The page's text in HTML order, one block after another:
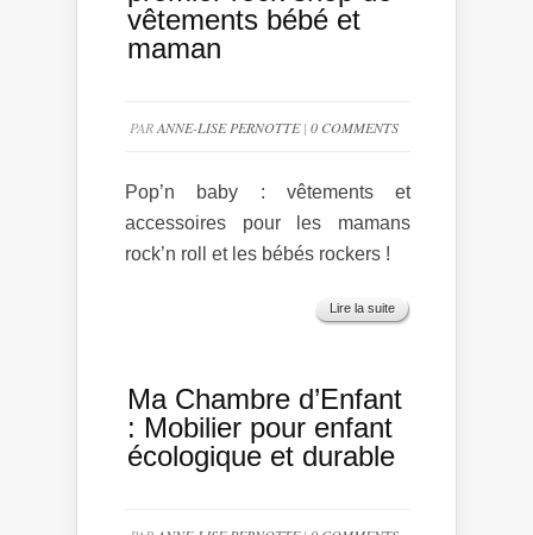
vêtements bébé et
maman
PARANNE-LISE PERNOTTE| 0 COMMENTS
Pop’n baby : vêtements et
accessoires pour les mamans
rock’n roll et les bébés rockers !
Lire la suite
Ma Chambre d’Enfant
: Mobilier pour enfant
écologique et durable